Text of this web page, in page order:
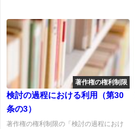
著作権の権利制限
検討の過程における利用（第30
条の3）
著作権の権利制限の「検討の過程におけ